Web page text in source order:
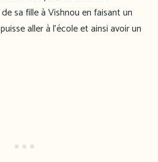
sa fille à Vishnou en faisant un
aller à l’école et ainsi avoir un